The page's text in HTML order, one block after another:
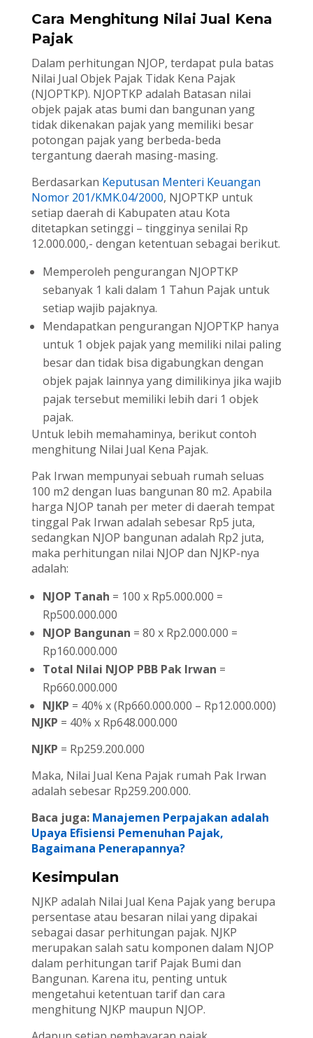
Cara Menghitung Nilai Jual Kena
Pajak
Dalam perhitungan NJOP, terdapat pula batas
Nilai Jual Objek Pajak Tidak Kena Pajak
(NJOPTKP). NJOPTKP adalah Batasan nilai
objek pajak atas bumi dan bangunan yang
tidak dikenakan pajak yang memiliki besar
potongan pajak yang berbeda-beda
tergantung daerah masing-masing.
Berdasarkan Keputusan Menteri Keuangan
Nomor 201/KMK.04/2000, NJOPTKP untuk
setiap daerah di Kabupaten atau Kota
ditetapkan setinggi – tingginya senilai Rp
12.000.000,- dengan ketentuan sebagai berikut.
Memperoleh pengurangan NJOPTKP
sebanyak 1 kali dalam 1 Tahun Pajak untuk
setiap wajib pajaknya.
Mendapatkan pengurangan NJOPTKP hanya
untuk 1 objek pajak yang memiliki nilai paling
besar dan tidak bisa digabungkan dengan
objek pajak lainnya yang dimilikinya jika wajib
pajak tersebut memiliki lebih dari 1 objek
pajak.
Untuk lebih memahaminya, berikut contoh
menghitung Nilai Jual Kena Pajak.
Pak Irwan mempunyai sebuah rumah seluas
100 m2 dengan luas bangunan 80 m2. Apabila
harga NJOP tanah per meter di daerah tempat
tinggal Pak Irwan adalah sebesar Rp5 juta,
sedangkan NJOP bangunan adalah Rp2 juta,
maka perhitungan nilai NJOP dan NJKP-nya
adalah:
NJOP Tanah = 100 x Rp5.000.000 =
Rp500.000.000
NJOP Bangunan = 80 x Rp2.000.000 =
Rp160.000.000
Total Nilai NJOP PBB Pak Irwan =
Rp660.000.000
NJKP = 40% x (Rp660.000.000 – Rp12.000.000)
NJKP = 40% x Rp648.000.000
NJKP = Rp259.200.000
Maka, Nilai Jual Kena Pajak rumah Pak Irwan
adalah sebesar Rp259.200.000.
Baca juga: Manajemen Perpajakan adalah
Upaya Efisiensi Pemenuhan Pajak,
Bagaimana Penerapannya?
Kesimpulan
NJKP adalah Nilai Jual Kena Pajak yang berupa
persentase atau besaran nilai yang dipakai
sebagai dasar perhitungan pajak. NJKP
merupakan salah satu komponen dalam NJOP
dalam perhitungan tarif Pajak Bumi dan
Bangunan. Karena itu, penting untuk
mengetahui ketentuan tarif dan cara
menghitung NJKP maupun NJOP.